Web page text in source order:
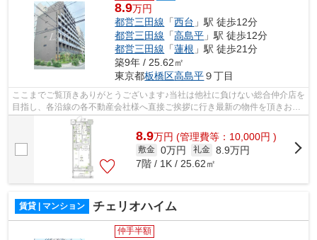
8.9万円
都営三田線 「西台 」駅 徒歩12分
都営三田線 「高島平 」駅 徒歩12分
都営三田線 「蓮根 」駅 徒歩21分
築9年 / 25.62㎡
東京都板橋区高島平９丁目
ここまでご覧頂きありがとうございます♪当社は他社に負けない総合仲介店を
目指し、各沿線の各不動産会社様へ直接ご挨拶に行き最新の物件を頂きお客
様へ提供しております！最新の情報は...
8.9万円 (管理費等：10,000円 )
敷金 0万円 礼金 8.9万円
7階 / 1K / 25.62㎡
賃貸 | マンション チェリオハイム
仲手半額